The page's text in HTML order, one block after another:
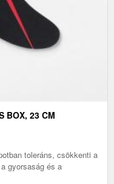
BOX, 23 CM
toleráns, csökkenti a
gyorsaság és a